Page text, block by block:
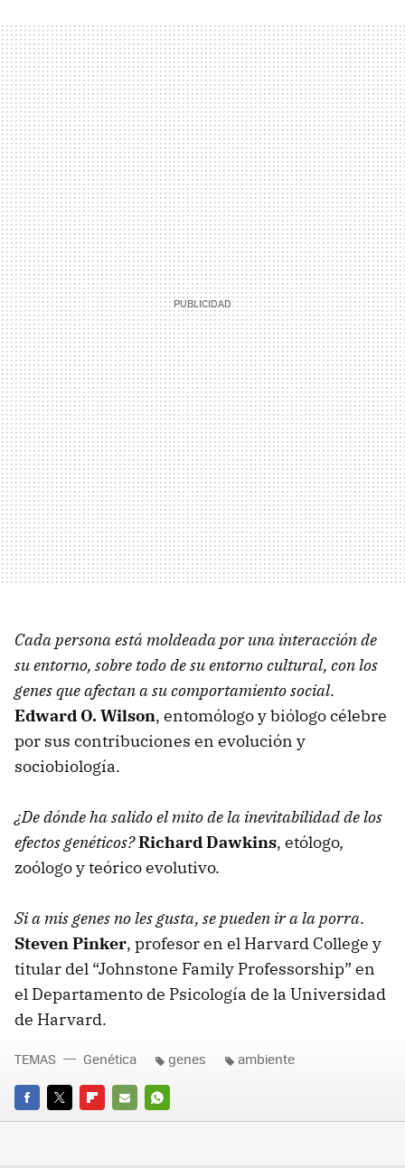
Cada persona está moldeada por una interacción de
su entorno, sobre todo de su entorno cultural, con los
genes que afectan a su comportamiento social.
Edward O. Wilson, entomólogo y biólogo célebre
por sus contribuciones en evolución y
sociobiología.
¿De dónde ha salido el mito de la inevitabilidad de los
efectos genéticos?Richard Dawkins, etólogo,
zoólogo y teórico evolutivo.
Si a mis genes no les gusta, se pueden ir a la porra.
Steven Pinker, profesor en el Harvard College y
titular del “Johnstone Family Professorship” en
el Departamento de Psicología de la Universidad
de Harvard.
FACEBOOK
TWITTERFLIPBOARD
E-
WHATSAPP
TEMAS Genética genes ambiente